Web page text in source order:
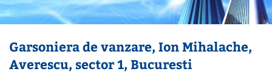
Garsoniera de vanzare, Ion Mihalache,
Averescu, sector 1, Bucuresti